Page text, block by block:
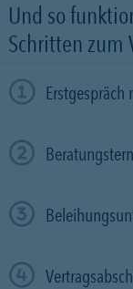
Und so
Schritten zum